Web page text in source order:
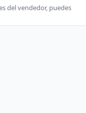
del vendedor, puedes